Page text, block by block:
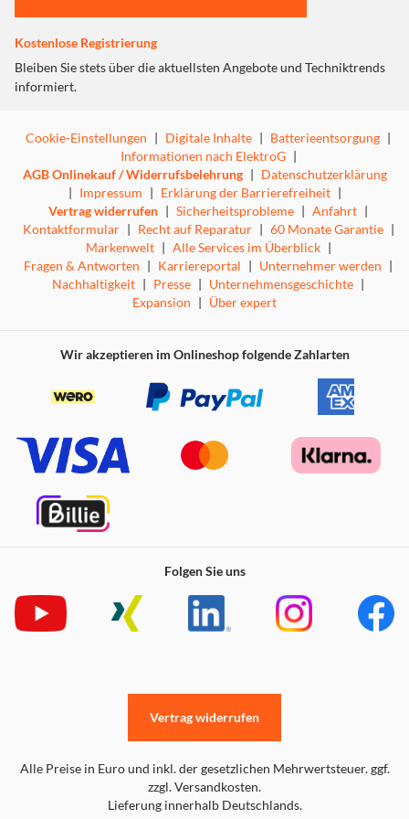
Kostenlose Registrierung
Bleiben Sie stets über die aktuellsten Angebote und Techniktrends
informiert.
Cookie-Einstellungen | Digitale Inhalte | Batterieentsorgung |
Informationen nach ElektroG |
AGB Onlinekauf / Widerrufsbelehrung | Datenschutzerklärung
| Impressum | Erklärung der Barrierefreiheit |
Vertrag widerrufen | Sicherheitsprobleme | Anfahrt |
Kontaktformular | Recht auf Reparatur | 60 Monate Garantie |
Markenwelt | Alle Services im Überblick |
Fragen & Antworten | Karriereportal | Unternehmer werden |
Nachhaltigkeit | Presse | Unternehmensgeschichte |
Expansion | Über expert
Wir akzeptieren im Onlineshop folgende Zahlarten
Folgen Sie uns
Alle Preise in Euro und inkl. der gesetzlichen Mehrwertsteuer. ggf.
zzgl. Versandkosten.
Lieferung innerhalb Deutschlands.
Vertrag widerrufen